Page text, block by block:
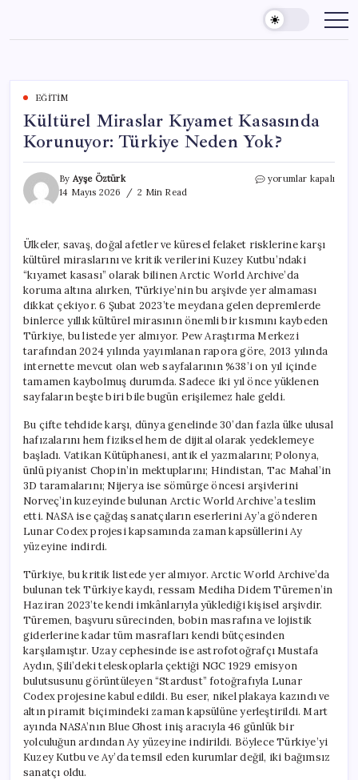
content
EĞITIM
Kültürel Miraslar Kıyamet Kasasında
Korunuyor: Türkiye Neden Yok?
By Ayşe Öztürk
14 Mayıs 2026
2 Min Read
Kültürel
Türkiye
Neden
Yok?
için
yorumlar kapalı
Ülkeler, savaş, doğal afetler ve küresel felaket risklerine karşı
kültürel miraslarını ve kritik verilerini Kuzey Kutbu’ndaki
“kıyamet kasası” olarak bilinen Arctic World Archive’da
koruma altına alırken, Türkiye’nin bu arşivde yer almaması
dikkat çekiyor. 6 Şubat 2023’te meydana gelen depremlerde
binlerce yıllık kültürel mirasının önemli bir kısmını kaybeden
Türkiye, bu listede yer almıyor. Pew Araştırma Merkezi
tarafından 2024 yılında yayımlanan rapora göre, 2013 yılında
internette mevcut olan web sayfalarının %38’i on yıl içinde
tamamen kaybolmuş durumda. Sadece iki yıl önce yüklenen
sayfaların beşte biri bile bugün erişilemez hale geldi.
Bu çifte tehdide karşı, dünya genelinde 30’dan fazla ülke ulusal
hafızalarını hem fiziksel hem de dijital olarak yedeklemeye
başladı. Vatikan Kütüphanesi, antik el yazmalarını; Polonya,
ünlü piyanist Chopin’in mektuplarını; Hindistan, Tac Mahal’in
3D taramalarını; Nijerya ise sömürge öncesi arşivlerini
Norveç’in kuzeyinde bulunan Arctic World Archive’a teslim
etti. NASA ise çağdaş sanatçıların eserlerini Ay’a gönderen
Lunar Codex projesi kapsamında zaman kapsüllerini Ay
yüzeyine indirdi.
Türkiye, bu kritik listede yer almıyor. Arctic World Archive’da
bulunan tek Türkiye kaydı, ressam Mediha Didem Türemen’in
Haziran 2023’te kendi imkânlarıyla yüklediği kişisel arşivdir.
Türemen, başvuru sürecinden, bobin masrafına ve lojistik
giderlerine kadar tüm masrafları kendi bütçesinden
karşılamıştır. Uzay cephesinde ise astrofotoğrafçı Mustafa
Aydın, Şili’deki teleskoplarla çektiği NGC 1929 emisyon
bulutsusunu görüntüleyen “Stardust” fotoğrafıyla Lunar
Codex projesine kabul edildi. Bu eser, nikel plakaya kazındı ve
altın piramit biçimindeki zaman kapsülüne yerleştirildi. Mart
ayında NASA’nın Blue Ghost iniş aracıyla 46 günlük bir
yolculuğun ardından Ay yüzeyine indirildi. Böylece Türkiye’yi
Kuzey Kutbu ve Ay’da temsil eden kurumlar değil, iki bağımsız
sanatçı oldu.